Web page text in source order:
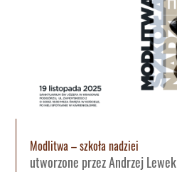
Modlitwa – szkoła nadziei
utworzone przezAndrzej Lewek